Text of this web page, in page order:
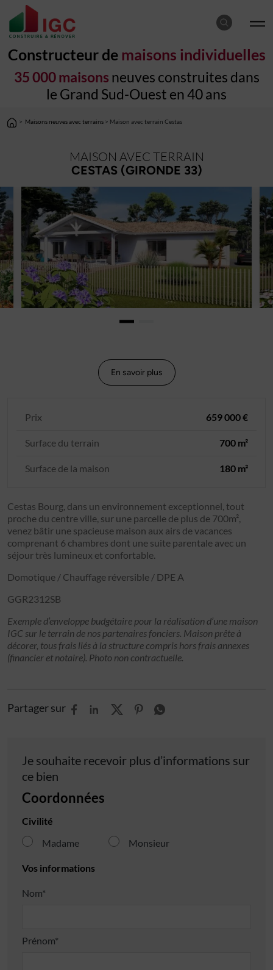
Constructeur de maisons individuelles
35 000 maisons neuves construites dans
le Grand Sud-Ouest en 40 ans
> Maisons neuves avec terrains > Maison avec terrain Cestas
MAISON AVEC TERRAIN
CESTAS (GIRONDE 33)
En savoir plus
Prix 659 000 €
Surface du terrain 700 m²
Surface de la maison 180 m²
Cestas Bourg, dans un environnement exceptionnel, tout
proche du centre ville, sur une parcelle de plus de 700m²,
venez bâtir une spacieuse maison aux airs de vacances
comprenant 6 chambres dont une suite parentale avec un
séjour très lumineux et confortable.
Domotique / Chauffage réversible / DPE A
GGR2312SB
Exemple d’enveloppe budgétaire pour la réalisation d’une maison
IGC sur le terrain de nos partenaires fonciers. Maison prête à
décorer, tous frais liés à la structure compris hors frais annexes
(financier et notaire). Photo non contractuelle.
Partager sur
Je souhaite recevoir plus d’informations sur
ce bien
Coordonnées
Civilité
Madame
Monsieur
Vos informations
Nom*
Prénom*